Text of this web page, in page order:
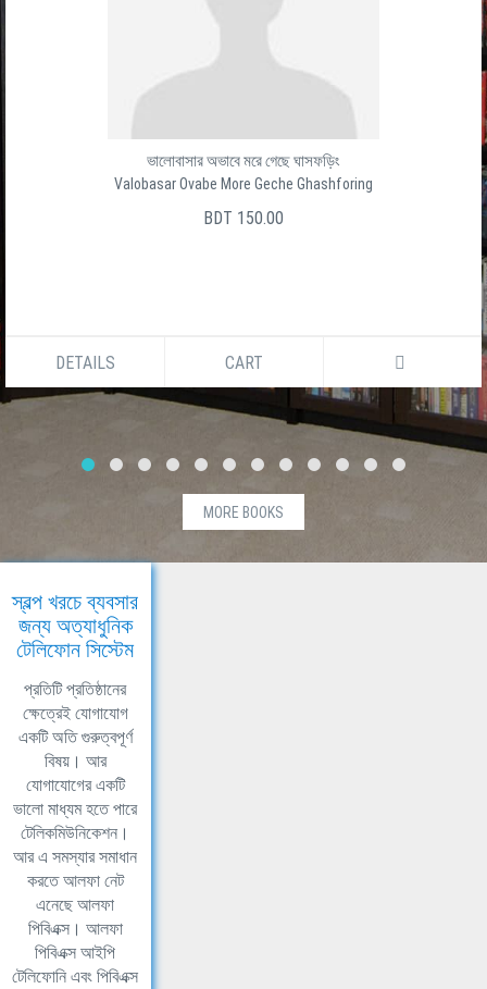
ভালোবাসার অভাবে মরে গেছে ঘাসফড়িং
Valobasar Ovabe More Geche Ghashforing
BDT 150.00
DETAILS CART
MORE BOOKS
স্বল্প খরচে ব্যবসার
জন্য অত্যাধুনিক
টেলিফোন সিস্টেম
প্রতিটি প্রতিষ্ঠানের
ক্ষেত্রেই যোগাযোগ
একটি অতি গুরুত্বপূর্ণ
বিষয়। আর
যোগাযোগের একটি
ভালো মাধ্যম হতে পারে
টেলিকমিউনিকেশন।
আর এ সমস্যার সমাধান
করতে আলফা নেট
এনেছে আলফা
পিবিএক্স। আলফা
পিবিএক্স আইপি
টেলিফোনি এবং পিবিএক্স